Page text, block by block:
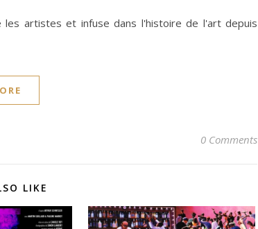
les artistes et infuse dans l'histoire de l'art depuis
0 Comments
LIKE